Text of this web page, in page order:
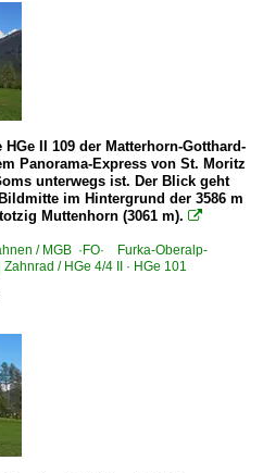
II 109 der Matterhorn-Gotthard-
Panorama-Express von St. Moritz
unterwegs ist. Der Blick geht
im Hintergrund der 3586 m
Muttenhorn (3061 m). 
/ MGB ·FO· Furka-Oberalp-
Zahnrad / HGe 4/4 II · HGe 101